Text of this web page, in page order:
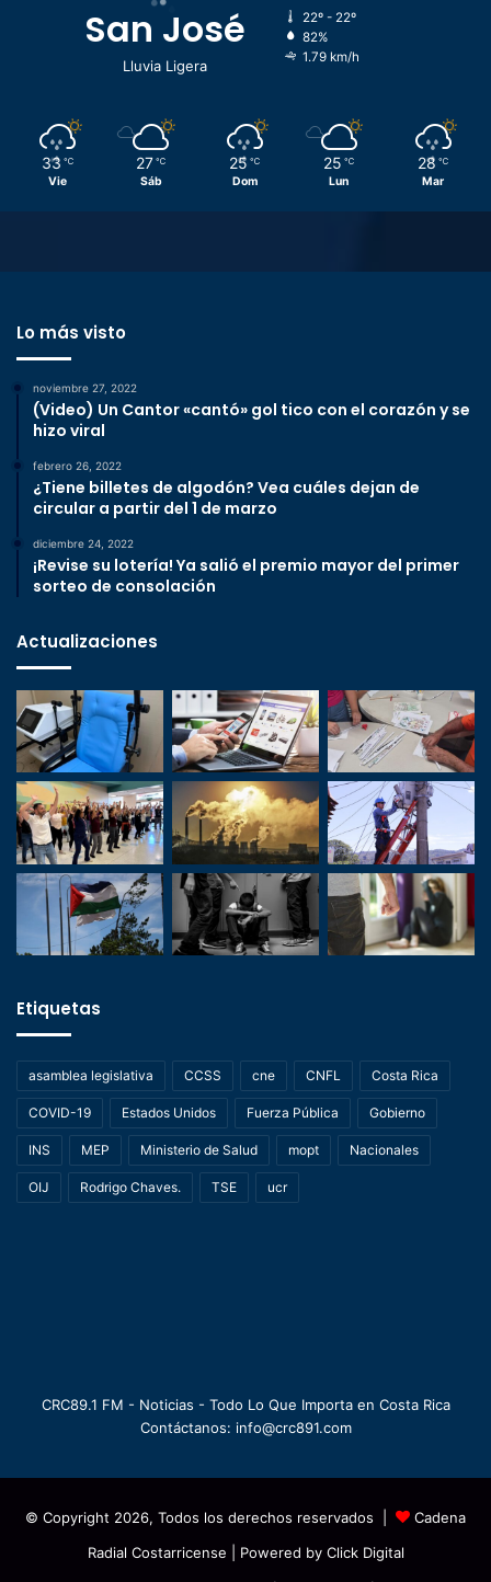
San José
Lluvia Ligera
22º - 22º
82%
1.79 km/h
33 ℃
Vie
27 ℃
Sáb
25 ℃
Dom
25 ℃
Lun
28 ℃
Mar
Lo más visto
noviembre 27, 2022
(Video) Un Cantor «cantó» gol tico con el corazón y se
hizo viral
febrero 26, 2022
¿Tiene billetes de algodón? Vea cuáles dejan de
circular a partir del 1 de marzo
diciembre 24, 2022
¡Revise su lotería! Ya salió el premio mayor del primer
sorteo de consolación
Actualizaciones
Etiquetas
asamblea legislativa CCSS cne CNFL Costa Rica
COVID-19 Estados Unidos Fuerza Pública Gobierno
INS MEP Ministerio de Salud mopt Nacionales
OIJ Rodrigo Chaves. TSE ucr
CRC89.1 FM - Noticias - Todo Lo Que Importa en Costa Rica
Contáctanos: info@crc891.com
© Copyright 2026, Todos los derechos reservados |
Cadena
Radial Costarricense | Powered by Click Digital